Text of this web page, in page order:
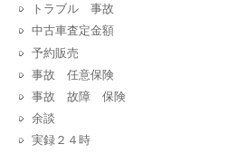
トラブル 事故
中古車査定金額
予約販売
事故 任意保険
事故 故障 保険
余談
実録２４時